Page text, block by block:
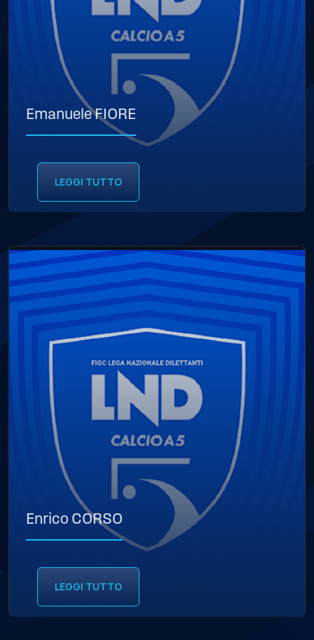
Emanuele FIORE
LEGGI TUTTO
Enrico CORSO
LEGGI TUTTO